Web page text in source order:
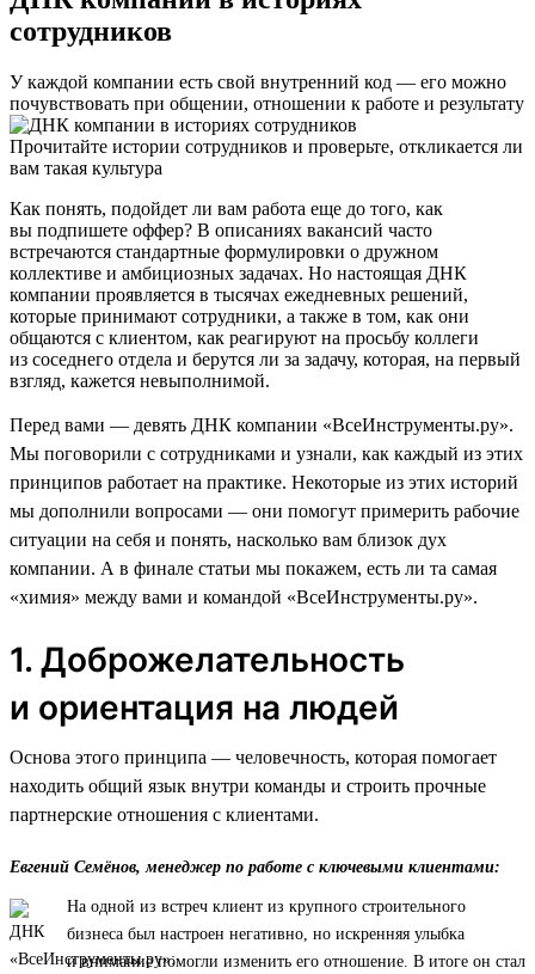
сотрудников
У каждой компании есть свой внутренний код — его можно
почувствовать при общении, отношении к работе и результату
Прочитайте истории сотрудников и проверьте, откликается ли
вам такая культура
Как понять, подойдет ли вам работа еще до того, как
вы подпишете оффер? В описаниях вакансий часто
встречаются стандартные формулировки о дружном
коллективе и амбициозных задачах. Но настоящая ДНК
компании проявляется в тысячах ежедневных решений,
которые принимают сотрудники, а также в том, как они
общаются с клиентом, как реагируют на просьбу коллеги
из соседнего отдела и берутся ли за задачу, которая, на первый
взгляд, кажется невыполнимой.
Перед вами — девять ДНК компании «ВсеИнструменты.ру».
Мы поговорили с сотрудниками и узнали, как каждый из этих
принципов работает на практике. Некоторые из этих историй
мы дополнили вопросами — они помогут примерить рабочие
ситуации на себя и понять, насколько вам близок дух
компании. А в финале статьи мы покажем, есть ли та самая
«химия» между вами и командой «ВсеИнструменты.ру».
1. Доброжелательность
и ориентация на людей
Основа этого принципа — человечность, которая помогает
находить общий язык внутри команды и строить прочные
партнерские отношения с клиентами.
Евгений Семёнов, менеджер по работе с ключевыми клиентами:
На одной из встреч клиент из крупного строительного
бизнеса был настроен негативно, но искренняя улыбка
и внимание помогли изменить его отношение. В итоге он стал